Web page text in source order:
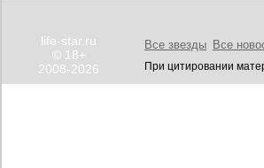
life-star.ru
© 18+
2008-2026
Все звезды Все
При цитировании